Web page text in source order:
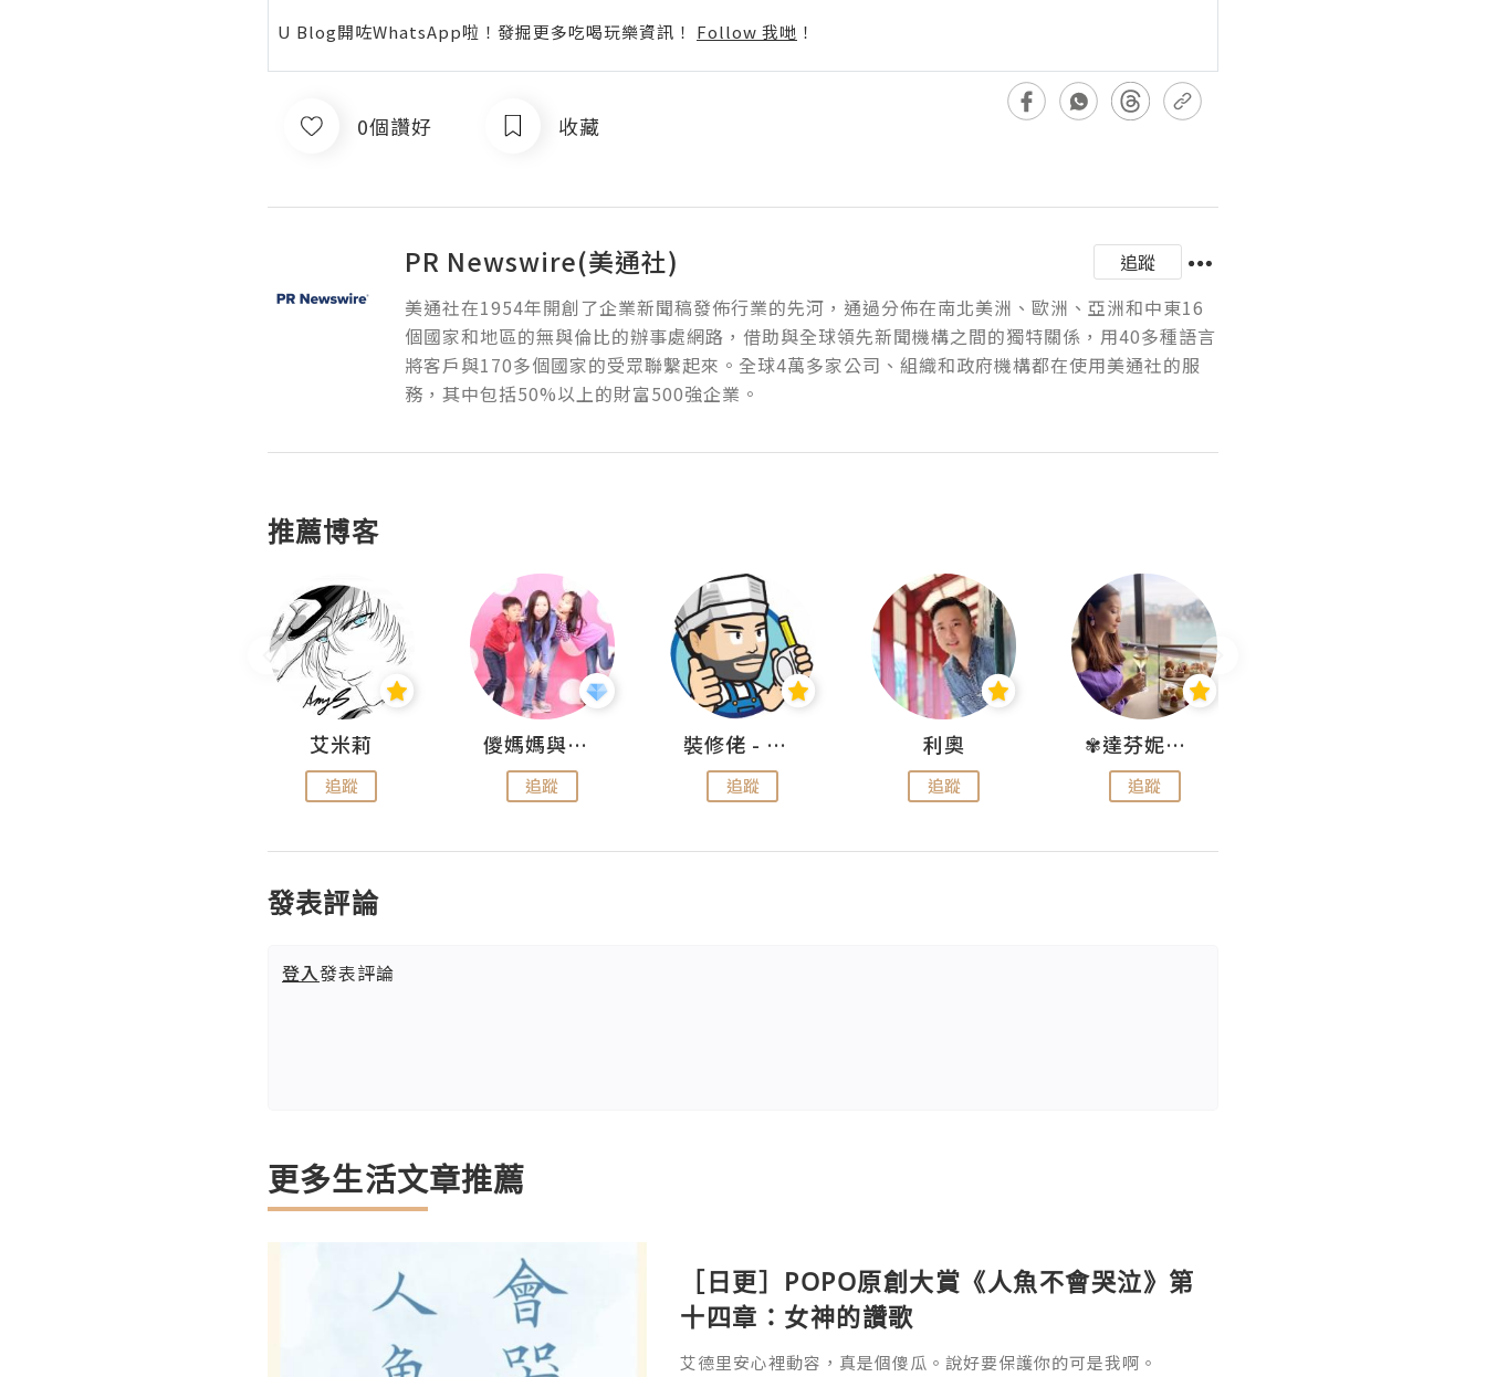
U Blog開咗WhatsApp啦！發掘更多吃喝玩樂資訊！ Follow 我哋 ！
0個讚好 收藏
PR Newswire(美通社)
追蹤
美通社在1954年開創了企業新聞稿發佈行業的先河，通過分佈在南北美洲、歐洲、亞洲和中東16
個國家和地區的無與倫比的辦事處網路，借助與全球領先新聞機構之間的獨特關係，用40多種語言
將客戶與170多個國家的受眾聯繫起來。全球4萬多家公司、組織和政府機構都在使用美通社的服
務，其中包括50%以上的財富500強企業。
推薦博客
艾米莉
追蹤
儍媽媽與兩隻小魔怪之家
追蹤
裝修佬 - 香港一站式網上裝修平台
追蹤
利奧
追蹤
✾達芬妮•愛孩子•愛生活✾
追蹤
發表評論
登入發表評論
更多生活文章推薦
［日更］POPO原創大賞《人魚不會哭泣》第
十四章：女神的讚歌
艾德里安心裡動容，真是個傻瓜。說好要保護你的可是我啊。